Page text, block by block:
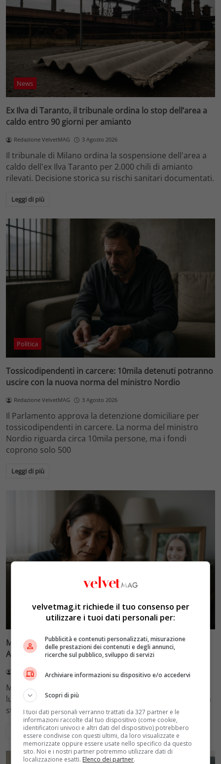
News
Ex Ilva di Taranto, il tribunale ordina lo stop dell’area a
caldo entro 90 giorni per amianto
Redazione VelvetMAG 3 Agosto 2026
Il tribunale di Milano ordina la sospensione dell'area a
caldo dell'ex Ilva Taranto per 2.000 chili di amianto
rilevati. Decisione storica su rischi sanitari documentati.
Leggi di più
Politica
Tossicodipendenti in carcere: 10mila detenuti potranno
uscire con la nuova norma del ministro Nordio
Redazione VelvetMAG 3 Agosto 2026
Il Parlamento approva la detenzione domiciliare per
tossicodipendenti in carcere. La norma del ministro
Nordio riguarda circa 10mila persone, ma i fondi
coprono solo 500
Leggi di più
Marina Cavalli (Un Posto al Sole): il racconto sulla figlia
Arianna e il dolore della leucemia
Redazione VelvetMAG 3 Agosto 2026
Marina Cavalli, attrice di Un Posto al Sole, racconta il
lutto della figlia Arianna morta di leucemia a 21 anni. La
storia di dolore, fede e continuità della vita.
Leggi di più
velvetmag.it richiede il tuo consenso per
utilizzare i tuoi dati personali per:
Pubblicità e contenuti personalizzati, misurazione
delle prestazioni dei contenuti e degli annunci,
ricerche sul pubblico, sviluppo di servizi
Archiviare informazioni su dispositivo e/o accedervi
Scopri di più
I tuoi dati personali verranno trattati da 327 partner e le
informazioni raccolte dal tuo dispositivo (come cookie,
identificatori univoci e altri dati del dispositivo) potrebbero
essere condivise con questi ultimi, da loro visualizzate e
memorizzate oppure essere usate nello specifico da questo
sito. Noi e i nostri partner potremmo utilizzare dati di
localizzazione esatti. Elenco dei partner.